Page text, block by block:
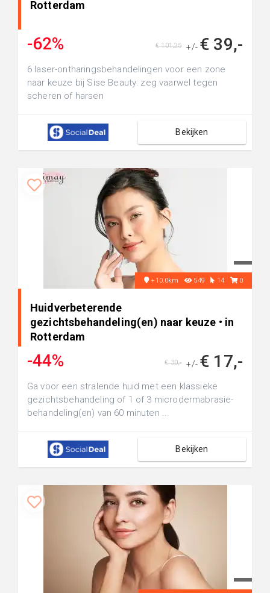
Rotterdam
-62% +/- € 39,-
€ 101,25
6 laser-ontharingsbehandelingen voor een zone
naar keuze bij Sise Beauty: zeg vaarwel tegen
scheren of harsen
Bekijken
+10.0km 549 14 0
Huidverbeterende
gezichtsbehandeling(en) naar keuze • in
Rotterdam
-44% +/- € 17,-
€ 30,-
Ga voor een stralende huid met een klassieke
gezichtsbehandeling of 1 of 3 microdermabrasie-
behandeling(en) van 60 minuten ...
Bekijken